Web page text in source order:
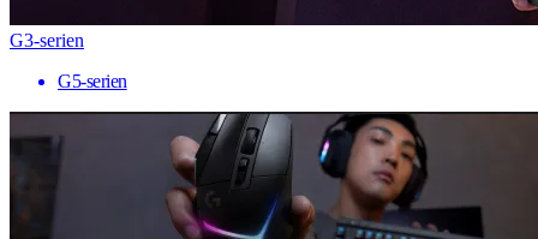
G3-serien
G5-serien